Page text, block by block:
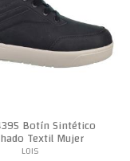
Botín Sintético
Textil Mujer
LOIS